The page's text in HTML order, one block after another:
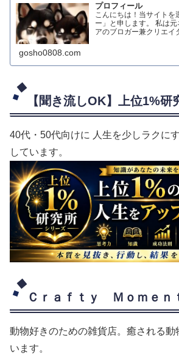
プロフィール
こんにちは！当サイトを
ー」と申します。 私は
アのブロガー兼クリエイ
信や、生成AIによる動
メイド作品の制作など
gosho0808.com
【聞き流しOK】上位1%研
40代・50代向けに 人生を少しラクに
しています。
Ｃｒａｆｔｙ Ｍｏｍｅｎ
動物好きのための雑貨店。癒される動
います。